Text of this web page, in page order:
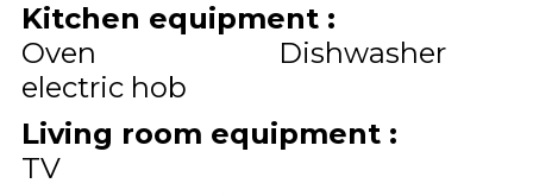
Kitchen equipment :
Oven
Dishwasher
electric hob
Living room equipment :
TV